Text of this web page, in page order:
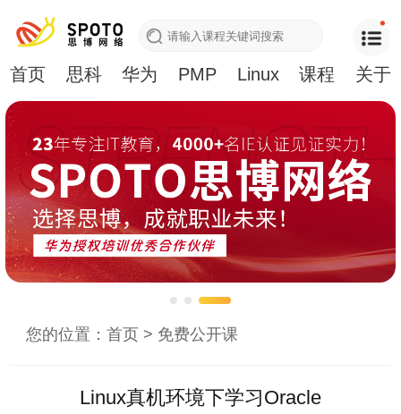
首页 思科 华为 PMP Linux 课程 关于
您的位置：首页 > 免费公开课
Linux真机环境下学习Oracle